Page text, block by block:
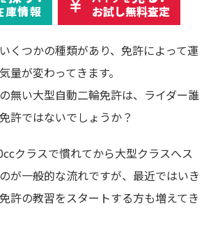
庫情報 お試し無料査定
くつかの種類があり、免許によって運
量が変わってきます。
無い大型自動二輪免許は、ライダー誰
許ではないでしょうか？
クラスで慣れてから大型クラスへス
が一般的な流れですが、最近ではいき
許の教習をスタートする方も増えてき